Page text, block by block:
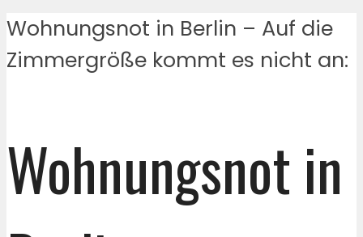
Wohnungsnot in Berlin – Auf die
Zimmergröße kommt es nicht an:
Wohnungsnot in